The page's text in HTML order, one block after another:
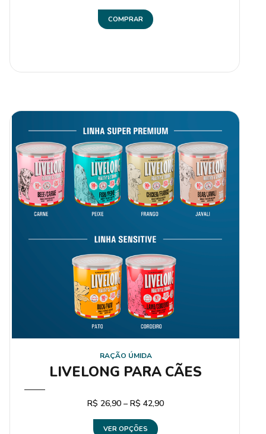
COMPRAR
RAÇÃO ÚMIDA
LIVELONG PARA CÃES
R$ 26,90 – R$ 42,90
VER OPÇÕES